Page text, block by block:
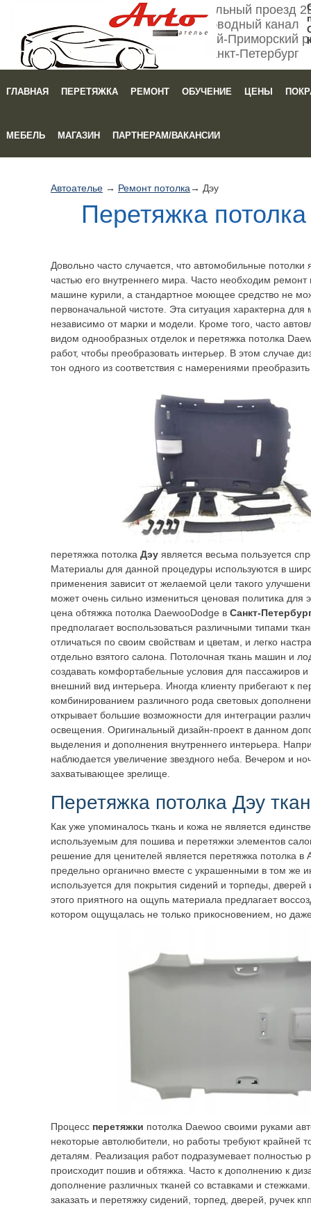
Мебельный проезд
Обводный канал
Кировский-Приморский
Санкт-Петербург
ГЛАВНАЯ ПЕРЕТЯЖКА РЕМОНТ ОБУЧЕНИЕ ЦЕНЫ
МЕБЕЛЬ МАГАЗИН ПАРТНЕРАМ/ВАКАНСИИ
Автоателье → Ремонт потолка→ Дэу
Перетяжка
Довольно часто случается, что автомобильные потолки
частью его внутреннего мира. Часто необходим ремонт
машине курили, а стандартное моющее средство не
первоначальной чистоте. Эта ситуация характерна для
независимо от марки и модели. Кроме того, часто
видом однообразных отделок и перетяжка потолка
работ, чтобы преобразовать интерьер. В этом случае
тон одного из соответствия с намерениями
перетяжка потолка Дэу является весьма пользуется
Материалы для данной процедуры используются в
применения зависит от желаемой цели такого
может очень сильно измениться ценовая политика для
цена обтяжка потолка DaewooDodge в Санкт-
предполагает воспользоваться различными типами
отличаться по своим свойствам и цветам, и легко
отдельно взятого салона. Потолочная ткань машин и
создавать комфортабельные условия для пассажиров и
внешний вид интерьера. Иногда клиенту прибегают к
комбинированием различного рода световых
открывает большие возможности для интеграции
освещения. Оригинальный дизайн-проект в данном
выделения и дополнения внутреннего интерьера.
наблюдается увеличение звездного неба. Вечером и
захватывающее зрелище.
Перетяжка потолка Дэу
Как уже упоминалось ткань и кожа не является
используемым для пошива и перетяжки элементов
решение для ценителей является перетяжка потолка в
предельно органично вместе с украшенными в том же
используется для покрытия сидений и торпеды, дверей
этого приятного на ощупь материала предлагает
котором ощущалась не только прикосновением, но
Процесс перетяжки потолка Daewoo своими руками
некоторые автолюбители, но работы требуют крайней
деталям. Реализация работ подразумевает полностью
происходит пошив и обтяжка. Часто к дополнению к
дополнение различных тканей со вставками и
заказать и перетяжку сидений, торпед, дверей, ручек